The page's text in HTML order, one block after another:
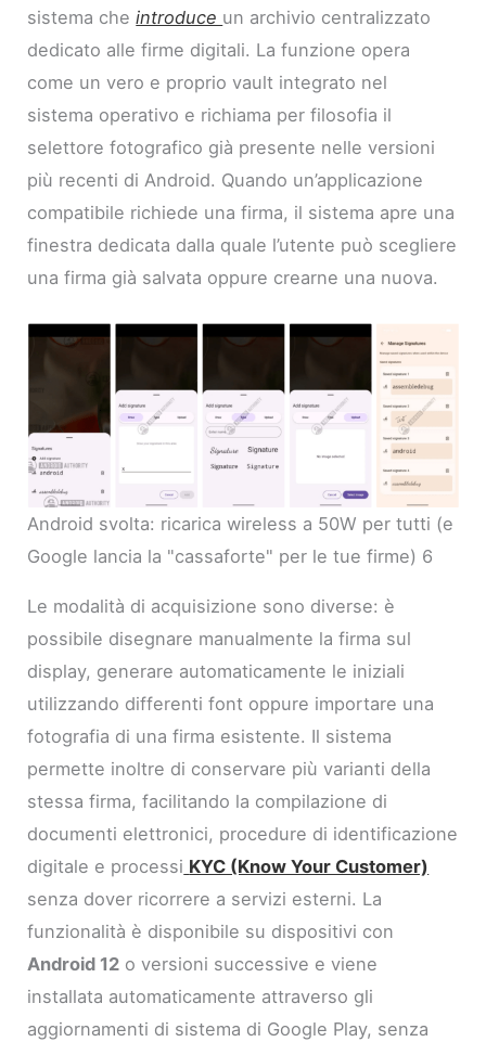
sistema cheintroduce un archivio centralizzato
dedicato alle firme digitali. La funzione opera
come un vero e proprio vault integrato nel
sistema operativo e richiama per filosofia il
selettore fotografico già presente nelle versioni
più recenti di Android. Quando un’applicazione
compatibile richiede una firma, il sistema apre una
finestra dedicata dalla quale l’utente può scegliere
una firma già salvata oppure crearne una nuova.
Android svolta: ricarica wireless a 50W per tutti (e
Google lancia la "cassaforte" per le tue firme) 6
Le modalità di acquisizione sono diverse: è
possibile disegnare manualmente la firma sul
display, generare automaticamente le iniziali
utilizzando differenti font oppure importare una
fotografia di una firma esistente. Il sistema
permette inoltre di conservare più varianti della
stessa firma, facilitando la compilazione di
documenti elettronici, procedure di identificazione
digitale e processi KYC (Know Your Customer)
senza dover ricorrere a servizi esterni. La
funzionalità è disponibile su dispositivi con
Android 12 o versioni successive e viene
installata automaticamente attraverso gli
aggiornamenti di sistema di Google Play, senza